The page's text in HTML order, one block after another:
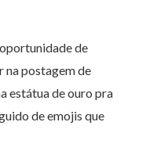
de
na postagem de
estátua de ouro pra
de emojis que